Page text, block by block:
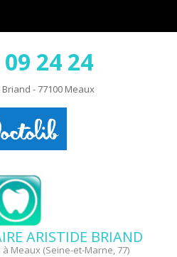
24 24
- 77100 Meaux
ARISTIDE BRIAND
Meaux (Seine-et-Marne, 77)